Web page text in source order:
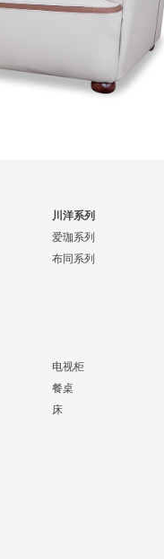
川洋系列
爱珈系列
布同系列
电视柜
餐桌
床